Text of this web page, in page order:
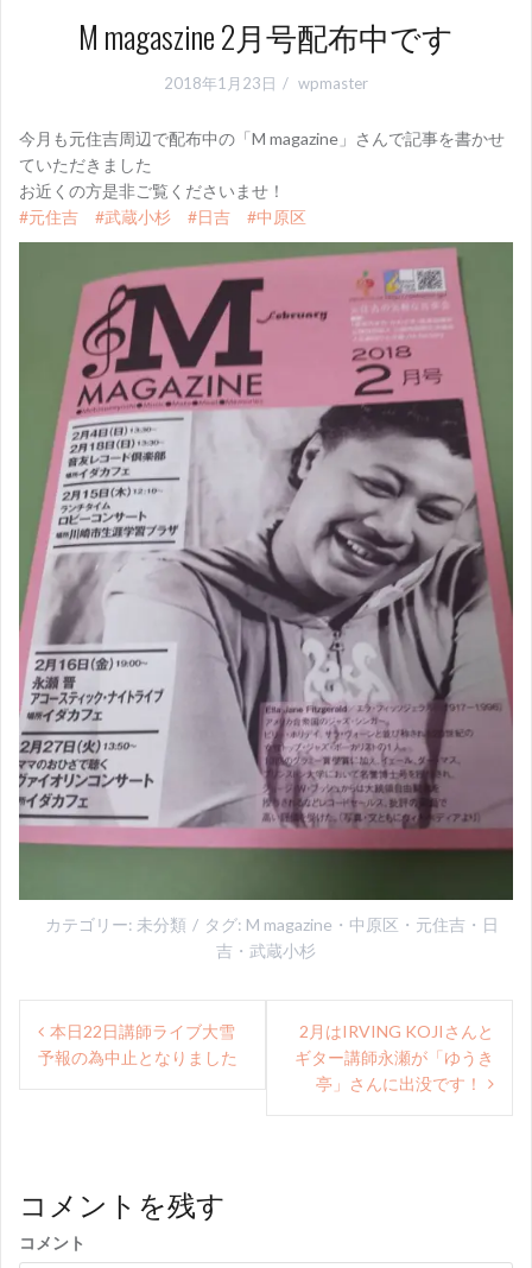
M magaszine 2月号配布中です
2018年1月23日 wpmaster
今月も元住吉周辺で配布中の「M magazine」さんで記事を書かせ
ていただきました
お近くの方是非ご覧くださいませ！
#元住吉
#武蔵小杉 #日吉 #中原区
カテゴリー: 未分類 タグ: M magazine ・ 中原区 ・ 元住吉 ・ 日
吉 ・ 武蔵小杉
投
稿
ー
シ
本日22日講師ライブ大雪
予報の為中止となりました
2月はIRVING KOJIさんと
ギター講師永瀬が「ゆうき
亭」さんに出没です！
コメントを残す
コメント